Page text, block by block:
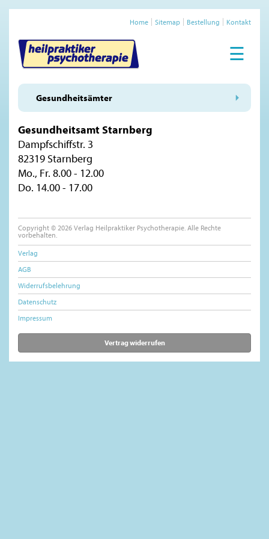
Home Sitemap Bestellung Kontakt
☰
Gesundheitsämter
Gesundheitsamt Starnberg
Dampfschiffstr. 3
82319 Starnberg
Mo., Fr. 8.00 - 12.00
Do. 14.00 - 17.00
Copyright © 2026 Verlag Heilpraktiker Psychotherapie. Alle Rechte
vorbehalten.
Verlag
AGB
Widerrufsbelehrung
Datenschutz
Impressum
Vertrag widerrufen